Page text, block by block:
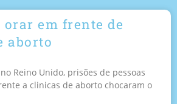
orar em frente de
aborto
Reino Unido, prisões de pessoas
a clinicas de aborto chocaram o